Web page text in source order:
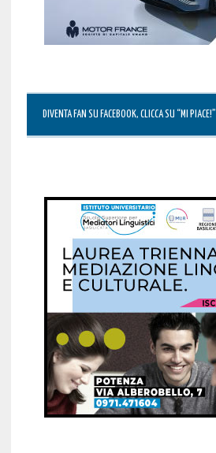
DIVENTA FAN SU FACEBOOK, CLICCA SU “MI PIACE!”